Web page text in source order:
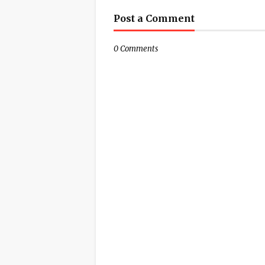
Post a Comment
0 Comments